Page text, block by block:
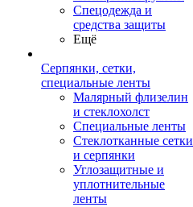
Спецодежда и
средства защиты
Ещё
Серпянки, сетки,
специальные ленты
Малярный флизелин
и стеклохолст
Специальные ленты
Стеклотканные сетки
и серпянки
Углозащитные и
уплотнительные
ленты